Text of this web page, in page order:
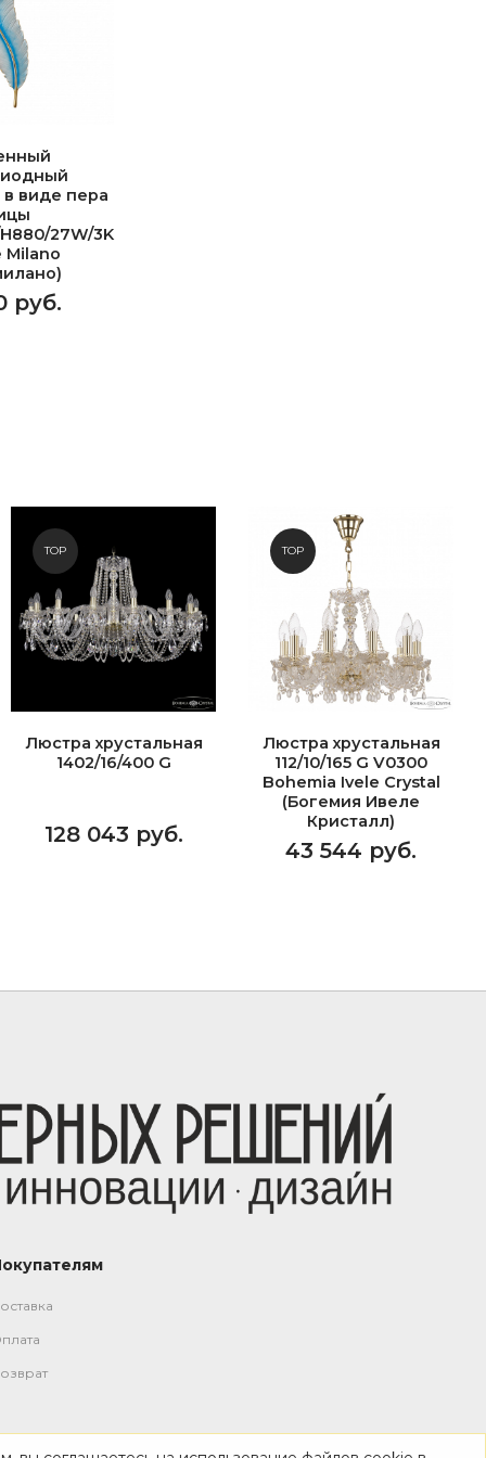
виде пера
27W/3K
Milano
руб.
TOP
Люстра хрустальная
1402/16/400 G
128 043 руб.
TOP
Люстра хрустальная
112/10/165 G V0300
Bohemia Ivele Crystal
(Богемия Ивеле
Кристалл)
43 544 руб.